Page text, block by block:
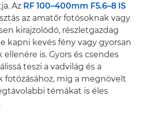
Az RF 100–400mm F5.6–8 IS
az amatőr fotósoknak vagy
kirajzolódó, részletgazdag
kapni kevés fény vagy gyorsan
is. Gyors és csendes
teszi a vadvilág és a
fotózásához, míg a megnövelt
témákat is éles